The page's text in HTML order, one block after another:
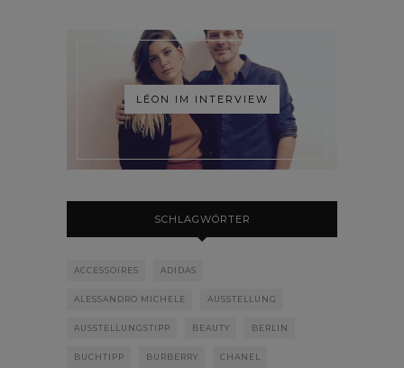
LÉON IM INTERVIEW
SCHLAGWÖRTER
ACCESSOIRES ADIDAS
ALESSANDRO MICHELE AUSSTELLUNG
AUSSTELLUNGSTIPP BEAUTY BERLIN
BUCHTIPP BURBERRY CHANEL